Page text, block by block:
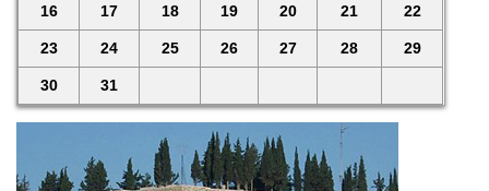
16 17 18 19 20 21 22
23 24 25 26 27 28 29
30 31